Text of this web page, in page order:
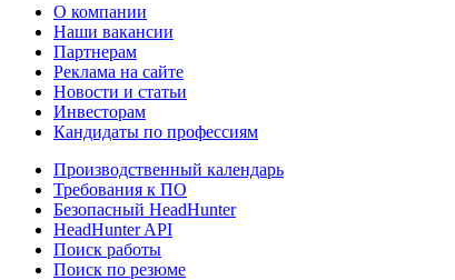
О компании
Наши вакансии
Партнерам
Реклама на сайте
Новости и статьи
Инвесторам
Кандидаты по профессиям
Производственный календарь
Требования к ПО
Безопасный HeadHunter
HeadHunter API
Поиск работы
Поиск по резюме